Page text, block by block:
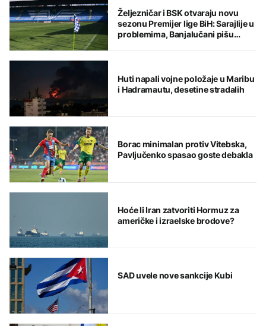
Željezničar i BSK otvaraju novu
sezonu Premijer lige BiH: Sarajlije u
problemima, Banjalučani pišu
Huti napali vojne položaje u Maribu
i Hadramautu, desetine stradalih
Borac minimalan protiv Vitebska,
Pavljučenko spasao goste debakla
Hoće li Iran zatvoriti Hormuz za
američke i izraelske brodove?
SAD uvele nove sankcije Kubi